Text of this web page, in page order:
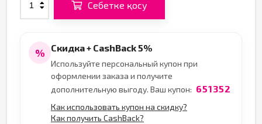
Себетке қосу
% Скидка + CashBack 5%
Используйте персональный купон при
оформлении заказа и получите
дополнительную выгоду. Ваш купон: 651352
Как использовать купон на скидку?
Как получить CashBack?